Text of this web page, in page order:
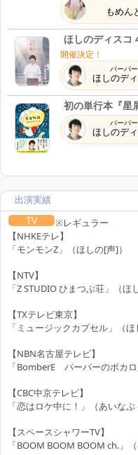
NHKEテレ 『
ィスコ)
2026 10.10 Sat
TV
07:45
07:45～08:09
NHKEテレ 『お
ィスコ)
10.17
TV
07:45
NHKEテレ 『お
ィスコ)
2026 10.24
07:45
NHKEテレ 『
ィスコ)
2026 10.31 Sat
TV
07:45
07:45～08:09
ィスコ)
もめん
ほしのディス
開催決定！
パーパー
ほしのデ
初の単行本『星
パーパー
ほしのデ
出演実績
TV
※レギュラー
【NHKEテレ】
「モンモンZ」（ほしの[声]）
【NTV】
「Z STUDIO ひまつぶ荘」（ほ
【TXテレビ東京】
「ミュージックカプセル」（ほ
【NBN名古屋テレビ】
「BomberE パーパーのボカロ
【CBC中京テレビ】
「恋はロケ中に！」（あいなぷ
【スペースシャワーTV】
「BOOM BOOM BOOM ch.」（